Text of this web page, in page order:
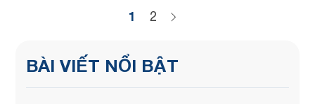
1 2
BÀI VIẾT NỔI BẬT